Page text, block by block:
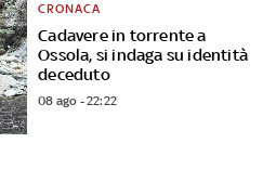
Cadavere in torrente a
Ossola, si indaga su identità
deceduto
CRONACA
08 ago - 22:22